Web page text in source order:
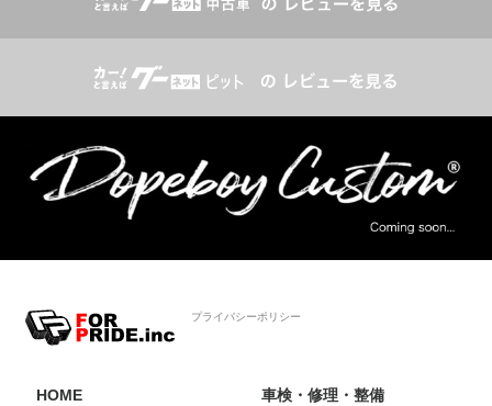
プライバシーポリシー
HOME 車検・修理・整備